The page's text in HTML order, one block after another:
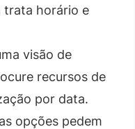
trata horário e
visão de
recursos de
por data.
opções pedem